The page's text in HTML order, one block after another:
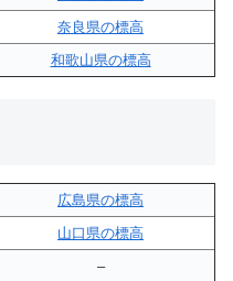
奈良県の標高
和歌山県の標高
広島県の標高
山口県の標高
–